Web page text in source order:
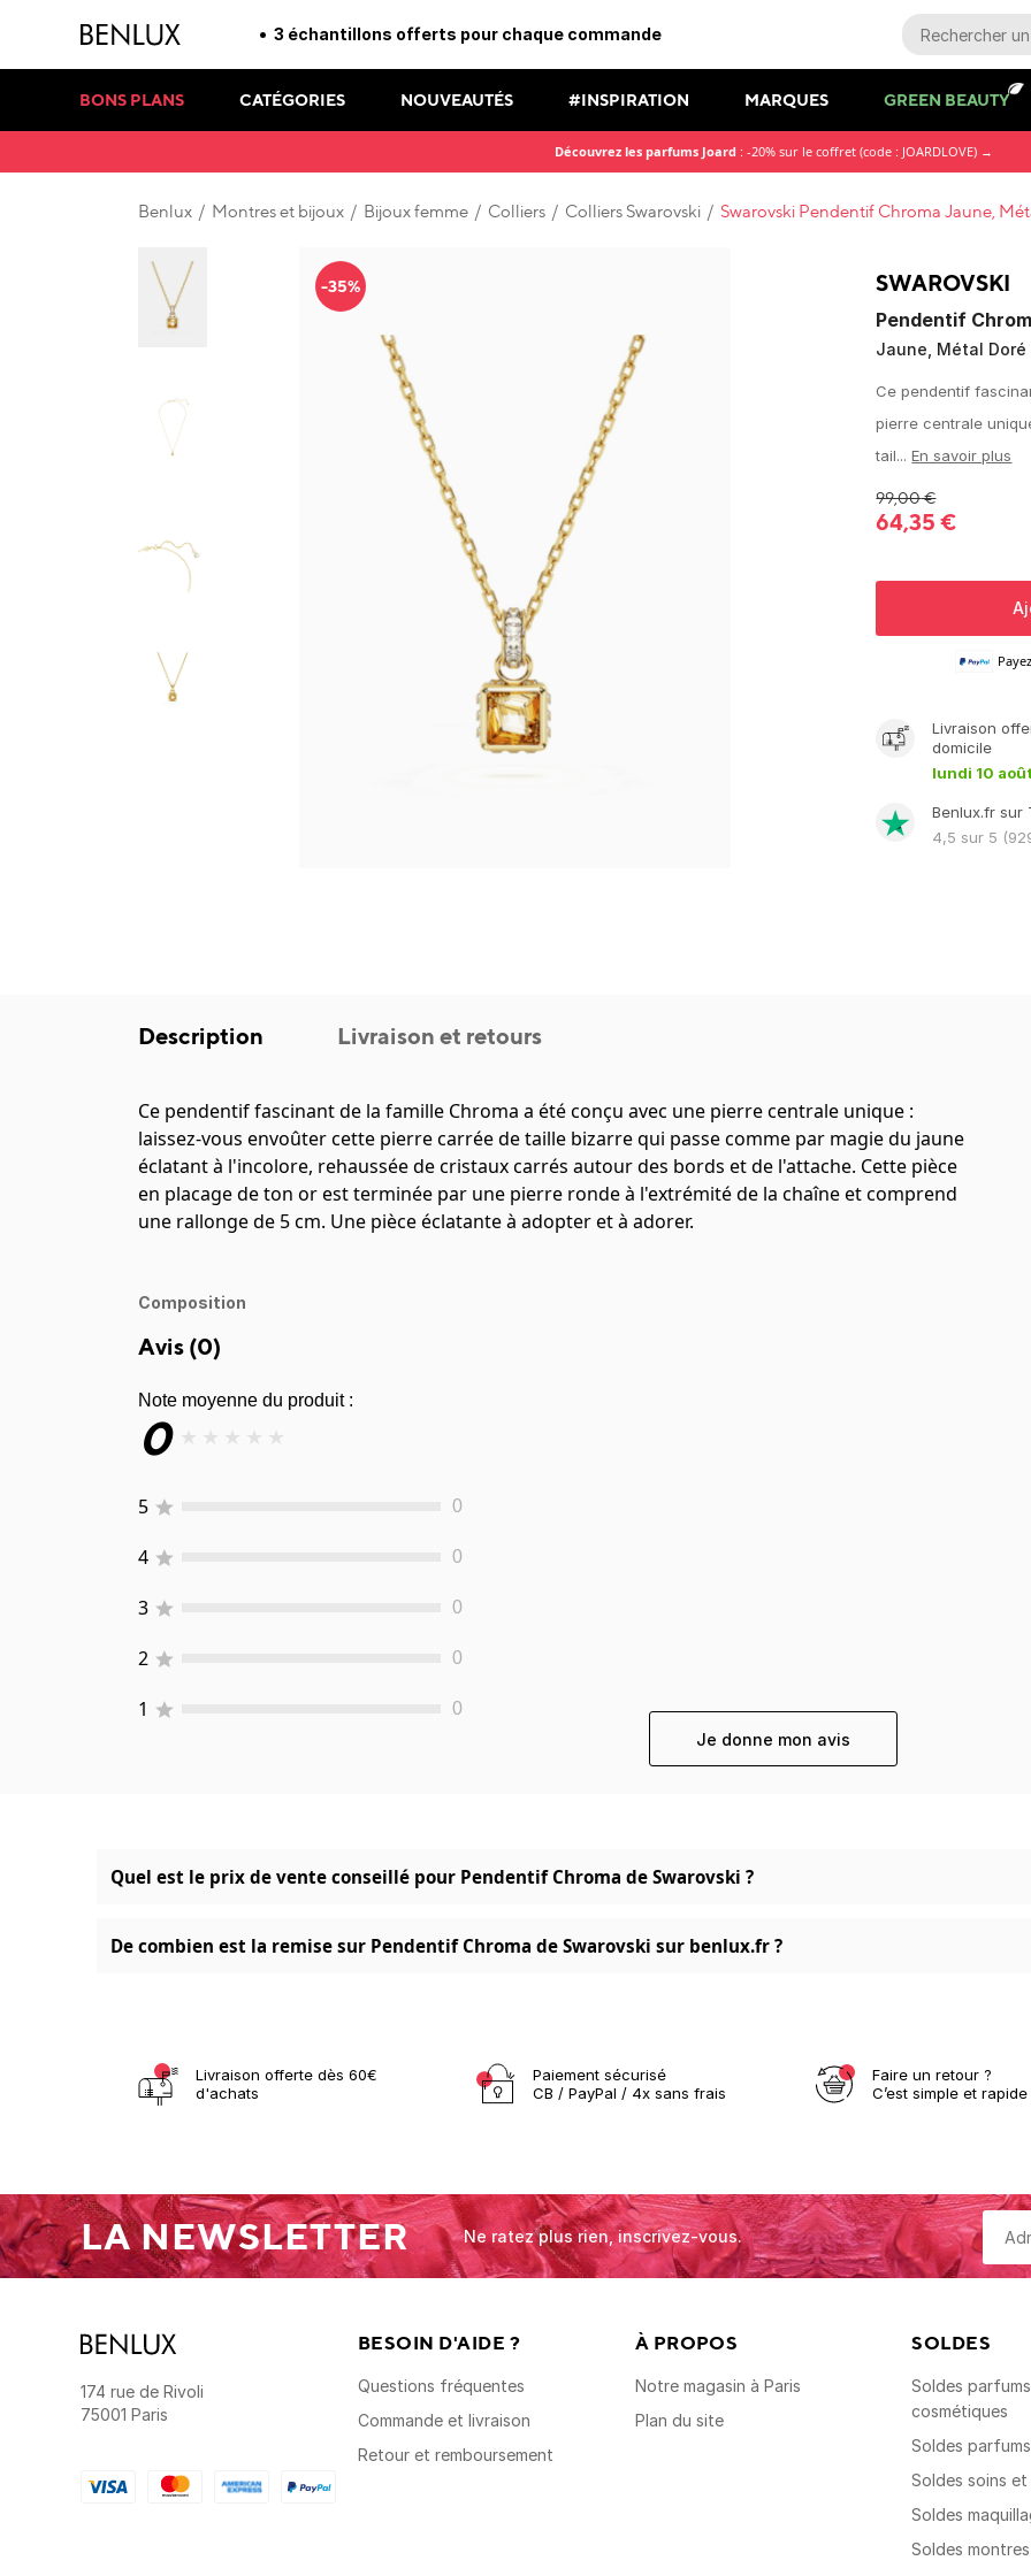
3 échantillons offerts pour chaque commande
BONS PLANS CATÉGORIES NOUVEAUTÉS #INSPIRATION MARQUES GREEN BEAUTY
Découvrez les parfums Joard : -20% sur le coffret (code : JOARDLOVE) →
Benlux / Montres et bijoux / Bijoux femme / Colliers / Colliers Swarovski / Swarovski Pendentif Chroma Jaune,
-35%
Pendentif
Jaune, Métal Doré
SWAROVSKI
Ce pendentif
pierre centrale
tail... En savoir plus
99,00€
64,35 €
Livraison
domicile
lundi 10
Benlux.fr sur
4,5 sur 5 (
Description Livraison et retours
Ce pendentif fascinant de la famille Chroma a été conçu avec une pierre centrale unique :
laissez-vous envoûter cette pierre carrée de taille bizarre qui passe comme par magie du jaune
éclatant à l'incolore, rehaussée de cristaux carrés autour des bords et de l'attache. Cette pièce
en placage de ton or est terminée par une pierre ronde à l'extrémité de la chaîne et comprend
une rallonge de 5 cm. Une pièce éclatante à adopter et à adorer.
Composition
Avis (0)
Note moyenne du produit :
0 ★ ★ ★ ★ ★
5 0
4 0
3 0
2 0
1
0
Je donne mon avis
Quel est le prix de vente conseillé pour Pendentif Chroma de Swarovski ?
De combien est la remise sur Pendentif Chroma de Swarovski sur benlux.fr ?
Livraison offerte dès 60€
d'achats
Paiement sécurisé
CB / PayPal / 4x sans frais
Faire un retour ?
C’est simple et rapide
LA NEWSLETTER Ne ratez plus rien, inscrivez-vous.
174 rue de Rivoli
75001 Paris
BESOIN D'AIDE ?
Questions fréquentes
Commande et livraison
Retour et remboursement
À PROPOS
Notre magasin à Paris
Plan du site
SOLDES
Soldes
cosmétiques
Soldes parfums
Soldes soins
Soldes
Soldes